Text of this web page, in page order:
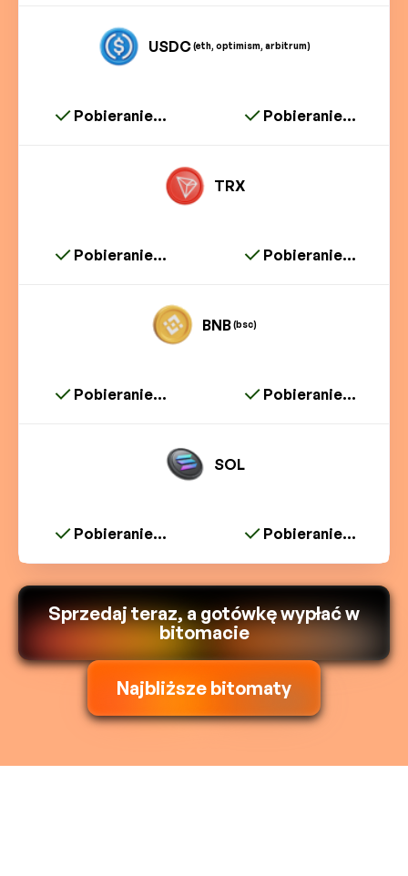
USDC(eth, optimism, arbitrum)
Pobieranie... Pobieranie...
TRX
Pobieranie... Pobieranie...
BNB(bsc)
Pobieranie... Pobieranie...
SOL
Pobieranie... Pobieranie...
Sprzedaj teraz, a gotówkę wypłać w
bitomacie
Najbliższe bitomaty